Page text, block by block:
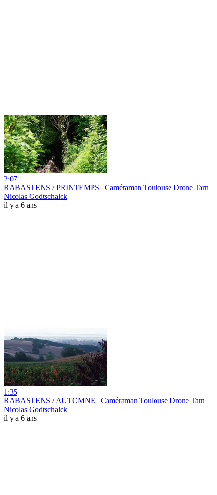
2:07
RABASTENS / PRINTEMPS | Caméraman Toulouse Drone Tarn
Nicolas Godtschalck
il y a 6 ans
1:35
RABASTENS / AUTOMNE | Caméraman Toulouse Drone Tarn
Nicolas Godtschalck
il y a 6 ans